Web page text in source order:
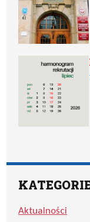
Aktualności